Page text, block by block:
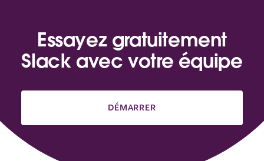
Essayez gratuitement
Slack avec votre équipe
DÉMARRER